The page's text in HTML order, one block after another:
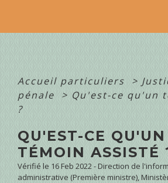
Accueil particuliers >
pénale
> Qu'est-ce qu'un
?
QU'EST-CE QU'UN
TÉMOIN ASSISTÉ
Vérifié le 16 Feb 2022 - Direction de
administrative (Première ministre),